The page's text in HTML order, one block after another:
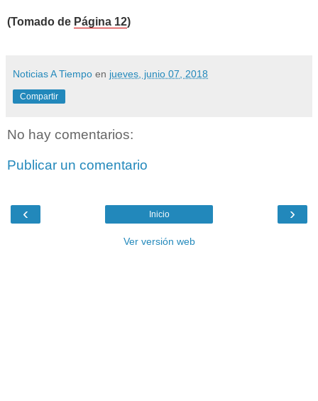
(Tomado de Página 12)
Noticias A Tiempo en jueves, junio 07, 2018
Compartir
No hay comentarios:
Publicar un comentario
‹ ›
Inicio
Ver versión web